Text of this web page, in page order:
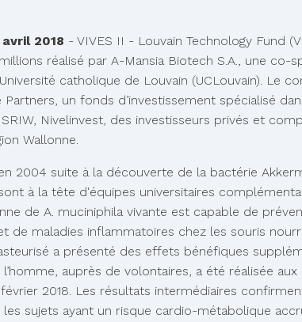
2018 - VIVES II - Louvain Technology Fund
réalisé par A-Mansia Biotech S.A., une co-
catholique de Louvain (UCLouvain). Le
un fonds d’investissement spécialisé
Nivelinvest, des investisseurs privés et
Wallonne.
2004 suite à la découverte de la bactérie
à la tête d'équipes universitaires
de A. muciniphila vivante est capable de
de maladies inflammatoires chez les souris
a présenté des effets bénéfiques
auprès de volontaires, a été réalisée aux
2018. Les résultats intermédiaires
sujets ayant un risque cardio-métabolique